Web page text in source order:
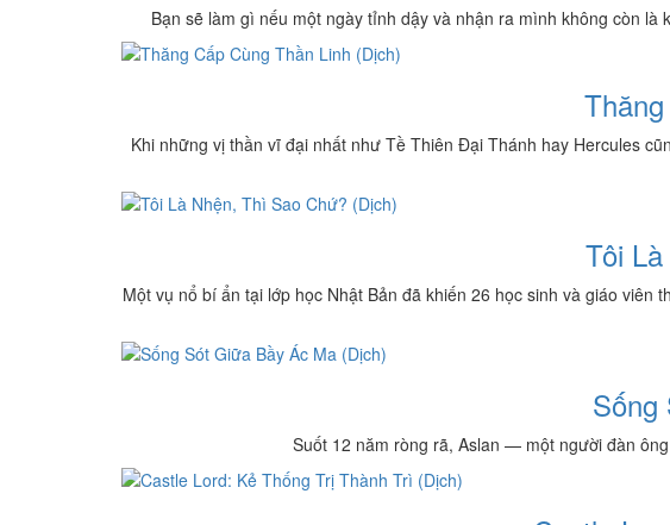
Bạn sẽ làm gì nếu một ngày tỉnh dậy và nhận ra mình không còn
Khi những vị thần vĩ đại nhất như Tề Thiên Đại Thánh hay Hercules
Tôi
Một vụ nổ bí ẩn tại lớp học Nhật Bản đã khiến 26 học sinh và giáo
Sống
Suốt 12 năm ròng rã, Aslan — một người đàn